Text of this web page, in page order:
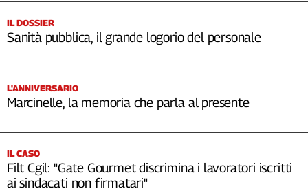
IL DOSSIER
Sanità pubblica, il grande logorio del personale
L'ANNIVERSARIO
Marcinelle, la memoria che parla al presente
IL CASO
Filt Cgil: "Gate Gourmet discrimina i lavoratori iscritti
ai sindacati non firmatari"